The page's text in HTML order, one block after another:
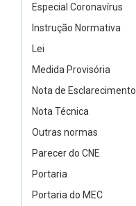
Especial Coronavírus
Instrução Normativa
Lei
Medida Provisória
Nota de Esclarecimento
Nota Técnica
Outras normas
Parecer do CNE
Portaria
Portaria do MEC